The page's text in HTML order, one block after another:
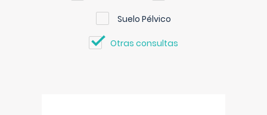
Suelo Pélvico
Otras consultas